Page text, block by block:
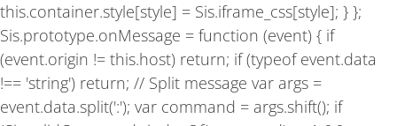
this.container.style[style] = Sis.iframe_css[style]; } };
Sis.prototype.onMessage = function (event) { if
(event.origin != this.host) return; if (typeof event.data
!== 'string') return; // Split message var args =
event.data.split(':'); var command = args.shift(); if